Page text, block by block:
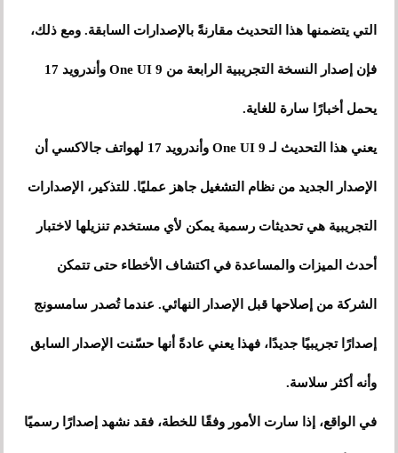
التي يتضمنها هذا التحديث مقارنةً بالإصدارات السابقة. ومع ذلك،
فإن إصدار النسخة التجريبية الرابعة من One UI 9 وأندرويد 17
يحمل أخبارًا سارة للغاية.
يعني هذا التحديث لـ One UI 9 وأندرويد 17 لهواتف جالاكسي أن
الإصدار الجديد من نظام التشغيل جاهز عمليًا. للتذكير، الإصدارات
التجريبية هي تحديثات رسمية يمكن لأي مستخدم تنزيلها لاختبار
أحدث الميزات والمساعدة في اكتشاف الأخطاء حتى تتمكن
الشركة من إصلاحها قبل الإصدار النهائي. عندما تُصدر سامسونج
إصدارًا تجريبيًا جديدًا، فهذا يعني عادةً أنها حسّنت الإصدار السابق
وأنه أكثر سلاسة.
في الواقع، إذا سارت الأمور وفقًا للخطة، فقد نشهد إصدارًا رسميًا